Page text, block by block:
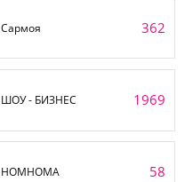
Сармоя 362
ШОУ - БИЗНЕС 1969
НОМНОМА 58